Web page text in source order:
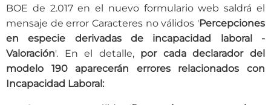
BOE de 2.017 en el nuevo formulario web saldrá el
mensaje de error Caracteres no válidos 'Percepciones
en especie derivadas de incapacidad laboral -
Valoración'. En el detalle, por cada declarador del
modelo 190 aparecerán errores relacionados con
Incapacidad Laboral: